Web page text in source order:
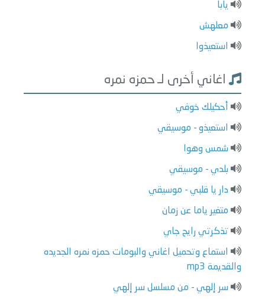
يابا
معلهش
استعيذوا
اغاني أخرى لـ حمزه نمره
أحكيلك خوفي
استعيذو - موسيقي
شمس وهوا
بلدي - موسيقي
دار يا قلبي - موسيقي
متغير ياما عن زمان
تذكرتي رايح جاي
استماع وتحميل اغاني والبومات حمزه نمره الجديده
والقديمة mp3
سر إلهي - من مسلسل سر إلهي